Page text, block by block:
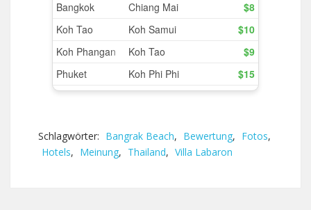
Schlagwörter: Bangrak Beach, Bewertung, Fotos,
Hotels, Meinung, Thailand, Villa Labaron